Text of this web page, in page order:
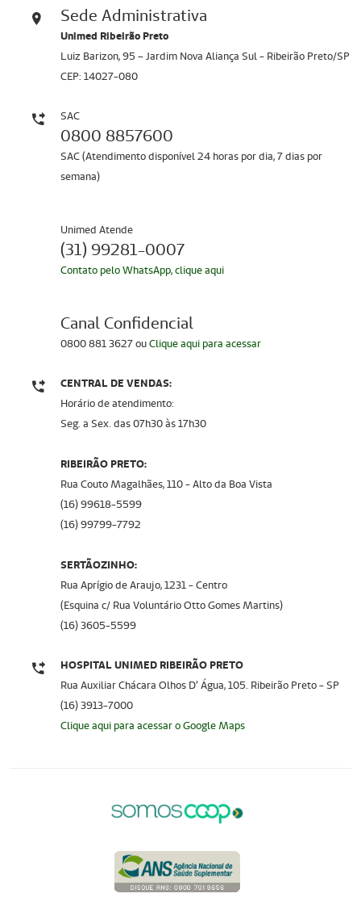
Sede Administrativa
Unimed Ribeirão Preto
Luiz Barizon, 95 – Jardim Nova Aliança Sul - Ribeirão Preto/SP
CEP: 14027-080
SAC
0800 8857600
SAC (Atendimento disponível 24 horas por dia, 7 dias por
semana)
Unimed Atende
(31) 99281-0007
Contato pelo WhatsApp, clique aqui
Canal Confidencial
0800 881 3627 ouClique aqui para acessar
CENTRAL DE VENDAS:
Horário de atendimento:
Seg. a Sex. das 07h30 a`s 17h30
RIBEIRÃO PRETO:
Rua Couto Magalhães, 110 - Alto da Boa Vista
(16) 99618-5599
(16) 99799-7792
SERTÃOZINHO:
Rua Aprígio de Araujo, 1231 - Centro
(Esquina c/ Rua Voluntário Otto Gomes Martins)
(16) 3605-5599
HOSPITAL UNIMED RIBEIRÃO PRETO
Rua Auxiliar Chácara Olhos D’ Água, 105. Ribeirão Preto - SP
(16) 3913-7000
Clique aqui para acessar o Google Maps